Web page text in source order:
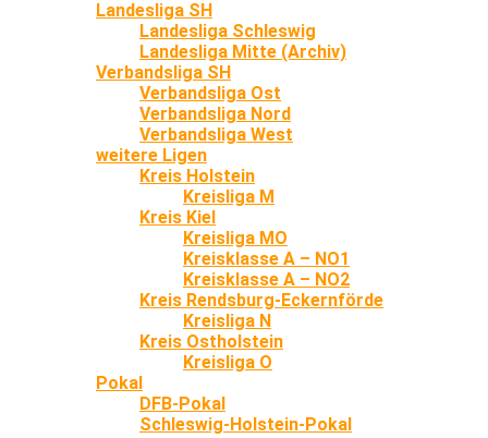
Landesliga SH
Landesliga Schleswig
Landesliga Mitte (Archiv)
Verbandsliga SH
Verbandsliga Ost
Verbandsliga Nord
Verbandsliga West
weitere Ligen
Kreis Holstein
Kreisliga M
Kreis Kiel
Kreisliga MO
Kreisklasse A – NO1
Kreisklasse A – NO2
Kreis Rendsburg-Eckernförde
Kreisliga N
Kreis Ostholstein
Kreisliga O
Pokal
DFB-Pokal
Schleswig-Holstein-Pokal